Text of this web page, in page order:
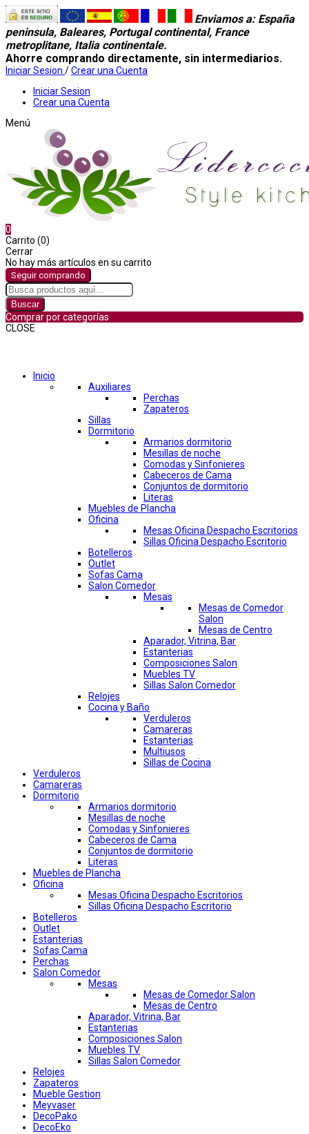
Enviamos a: España
peninsula, Baleares, Portugal continental, France
metroplitane, Italia continentale.
Ahorre comprando directamente, sin intermediarios.
Iniciar Sesion /Crear una Cuenta
Iniciar Sesion
Crear una Cuenta
Menú
0
Carrito (0)
Cerrar
No hay más artículos en su carrito
Seguir comprando
Buscar
Comprar por categorías
CLOSE
Inicio
Auxiliares
Perchas
Zapateros
Sillas
Dormitorio
Armarios dormitorio
Mesillas de noche
Comodas y Sinfonieres
Cabeceros de Cama
Conjuntos de dormitorio
Literas
Muebles de Plancha
Oficina
Mesas Oficina Despacho Escritorios
Sillas Oficina Despacho Escritorio
Botelleros
Outlet
Sofas Cama
Salon Comedor
Mesas
Mesas de Comedor
Salon
Mesas de Centro
Aparador, Vitrina, Bar
Estanterias
Composiciones Salon
Muebles TV
Sillas Salon Comedor
Relojes
Cocina y Baño
Verduleros
Camareras
Estanterias
Multiusos
Sillas de Cocina
Verduleros
Camareras
Dormitorio
Armarios dormitorio
Mesillas de noche
Comodas y Sinfonieres
Cabeceros de Cama
Conjuntos de dormitorio
Literas
Muebles de Plancha
Oficina
Mesas Oficina Despacho Escritorios
Sillas Oficina Despacho Escritorio
Botelleros
Outlet
Estanterias
Sofas Cama
Perchas
Salon Comedor
Mesas
Mesas de Comedor Salon
Mesas de Centro
Aparador, Vitrina, Bar
Estanterias
Composiciones Salon
Muebles TV
Sillas Salon Comedor
Relojes
Zapateros
Mueble Gestion
Meyvaser
DecoPako
DecoEko